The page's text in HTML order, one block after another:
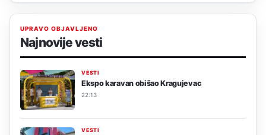
UPRAVO OBJAVLJENO
Najnovije vesti
VESTI
Ekspo karavan obišao Kragujevac
22:13
VESTI